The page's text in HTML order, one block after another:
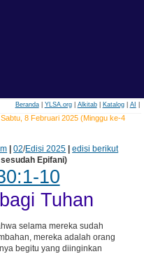
Beranda| YLSA.org| Alkitab| Katalog| AI
8 Februari 2025 (Minggu ke-4
|02/Edisi 2025 |edisi berikut
Epifani)
10
Tuhan
selama mereka sudah
mereka adalah orang
begitu yang diinginkan